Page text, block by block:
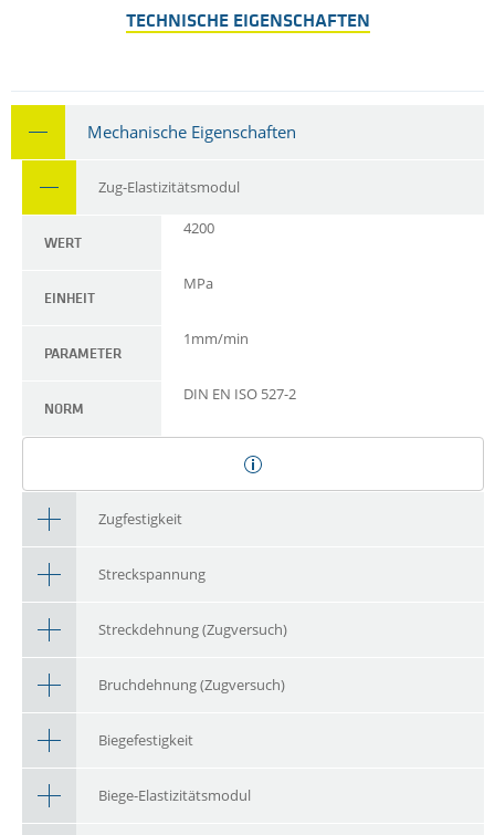
TECHNISCHE EIGENSCHAFTEN
Mechanische Eigenschaften
Zug-Elastizitätsmodul
WERT
4200
EINHEIT
MPa
PARAMETER
1mm/min
NORM
DIN EN ISO 527-2
Zugfestigkeit
Streckspannung
Streckdehnung (Zugversuch)
Bruchdehnung (Zugversuch)
Biegefestigkeit
Biege-Elastizitätsmodul